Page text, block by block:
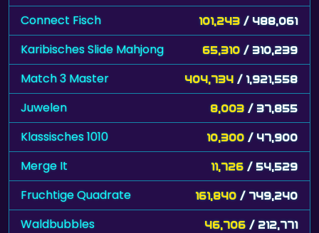
Connect Fisch 101,243 / 488,061
Karibisches Slide Mahjong 65,310 / 310,239
Match 3 Master 404,734 / 1,921,558
Juwelen 8,003 / 37,855
Klassisches 1010 10,300 / 47,900
Merge It 11,726 / 54,529
Fruchtige Quadrate 161,840 / 749,240
Waldbubbles 46,706 / 212,771